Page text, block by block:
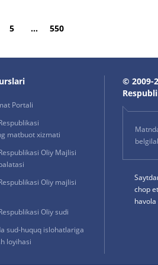
5 ... 550
Portali
matbuot xizmati
Oliy Majlisi
Oliy majlisi
Oliy sudi
sud-huquq islohatlariga
loyihasi
© 2009-
chop